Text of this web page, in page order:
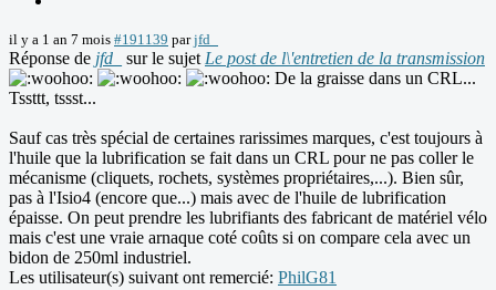
il y a 1 an 7 mois #191139 parjfd_
Réponse de jfd_ sur le sujet Le post de l\'entretien de la transmission
De la graisse dans un CRL...
Tssttt, tssst...
Sauf cas très spécial de certaines rarissimes marques, c'est toujours à
l'huile que la lubrification se fait dans un CRL pour ne pas coller le
mécanisme (cliquets, rochets, systèmes propriétaires,...). Bien sûr,
pas à l'Isio4 (encore que...) mais avec de l'huile de lubrification
épaisse. On peut prendre les lubrifiants des fabricant de matériel vélo
mais c'est une vraie arnaque coté coûts si on compare cela avec un
bidon de 250ml industriel.
Les utilisateur(s) suivant ont remercié: PhilG81